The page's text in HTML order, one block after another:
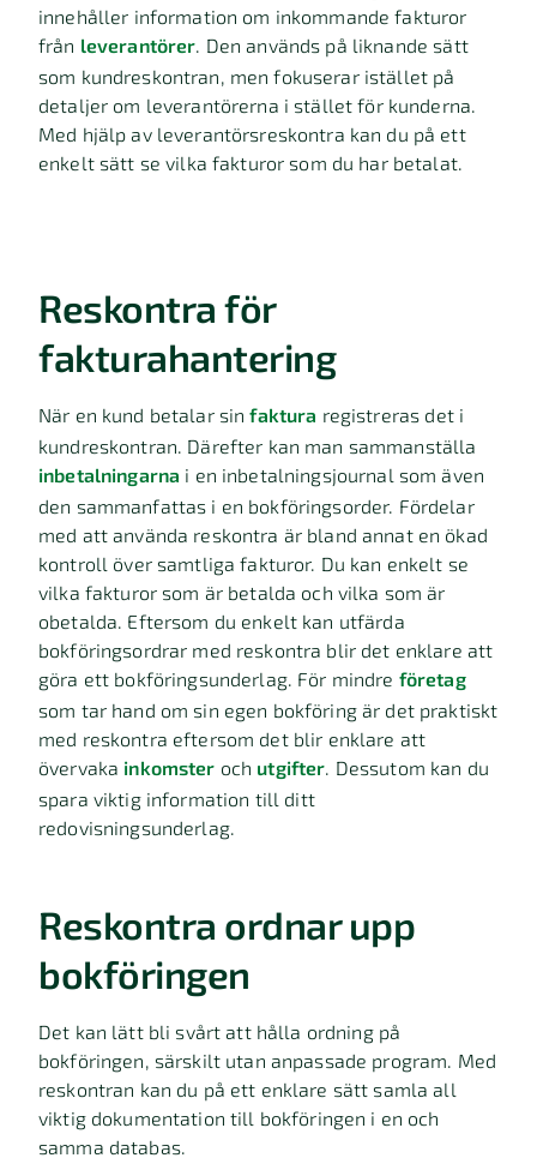
innehåller information om inkommande fakturor
från leverantörer. Den används på liknande sätt
som kundreskontran, men fokuserar istället på
detaljer om leverantörerna i stället för kunderna.
Med hjälp av leverantörsreskontra kan du på ett
enkelt sätt se vilka fakturor som du har betalat.
Reskontra för
fakturahantering
När en kund betalar sinfaktura registreras det i
kundreskontran. Därefter kan man sammanställa
inbetalningarna i en inbetalningsjournal som även
den sammanfattas i en bokföringsorder. Fördelar
med att använda reskontra är bland annat en ökad
kontroll över samtliga fakturor. Du kan enkelt se
vilka fakturor som är betalda och vilka som är
obetalda. Eftersom du enkelt kan utfärda
bokföringsordrar med reskontra blir det enklare att
göra ett bokföringsunderlag. För mindre företag
som tar hand om sin egen bokföring är det praktiskt
med reskontra eftersom det blir enklare att
övervaka inkomster och utgifter. Dessutom kan du
spara viktig information till ditt
redovisningsunderlag.
Reskontra ordnar upp
bokföringen
Det kan lätt bli svårt att hålla ordning på
bokföringen, särskilt utan anpassade program. Med
reskontran kan du på ett enklare sätt samla all
viktig dokumentation till bokföringen i en och
samma databas.